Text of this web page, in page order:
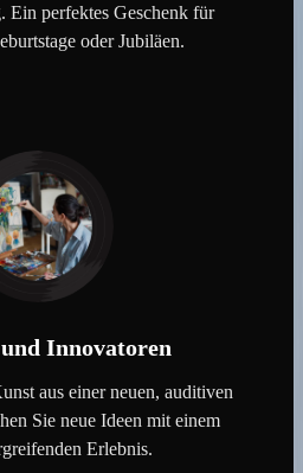
Ein perfektes Geschenk für
oder Jubiläen.
Innovatoren
aus einer neuen, auditiven
Sie neue Ideen mit einem
Erlebnis.